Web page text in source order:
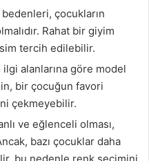
bedenleri, çocukların
Rahat bir giyim
tercih edilebilir.
ilgi alanlarına göre model
bir çocuğun favori
çekmeyebilir.
ve eğlenceli olması,
bazı çocuklar daha